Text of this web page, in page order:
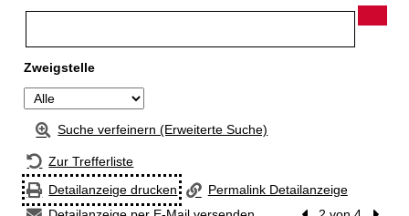
Zweigstelle
Suche verfeinern (Erweiterte Suche)
Zur Trefferliste
Detailanzeige drucken
Permalink Detailanzeige